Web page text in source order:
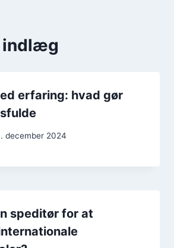
indlæg
erfaring: hvad gør
december 2024
speditør for at